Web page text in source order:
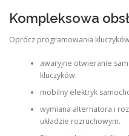
Kompleksowa
Oprócz programowania
awaryjne otwieranie
kluczyków.
mobilny elektryk
wymiana alternatora i
układzie rozruchowym.